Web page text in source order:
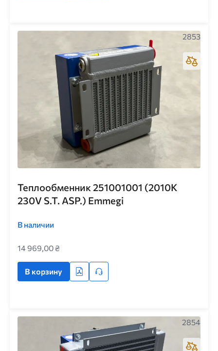
Теплообменник 251001001 (2010K
230V S.T. ASP.) Emmegi
В наличии
14 969,00 ₴
В корзину
2853
2854